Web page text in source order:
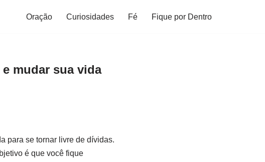
Oração Curiosidades Fé Fique por Dentro
mudar sua vida
para se tornar livre de dívidas.
é que você fique